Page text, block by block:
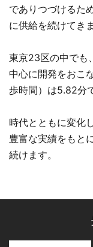
でありつづけるた
に供給を続けてき
東京23区の中でも
中心に開発をおこ
歩時間）は5.82分
時代とともに変化
豊富な実績をもと
続けます。